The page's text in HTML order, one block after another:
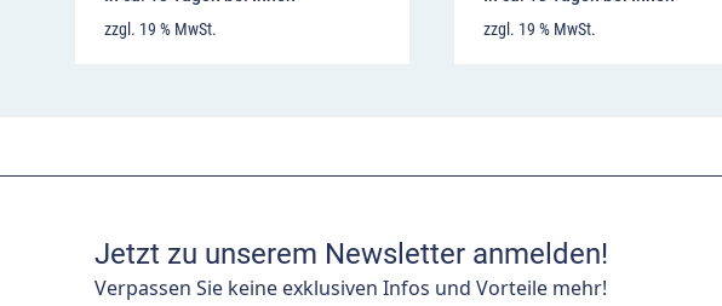
zzgl. 19 % MwSt.
zzgl. 19 % MwSt.
Jetzt zu unserem Newsletter anmelden!
Verpassen Sie keine exklusiven Infos und Vorteile mehr!